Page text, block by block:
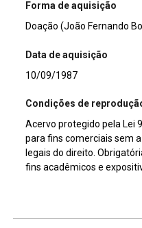
Forma de aquisição
Doação (João Fernando
Data de aquisição
10/09/1987
Condições de
Acervo protegido pela Lei
para fins comerciais sem
legais do direito.
fins acadêmicos e